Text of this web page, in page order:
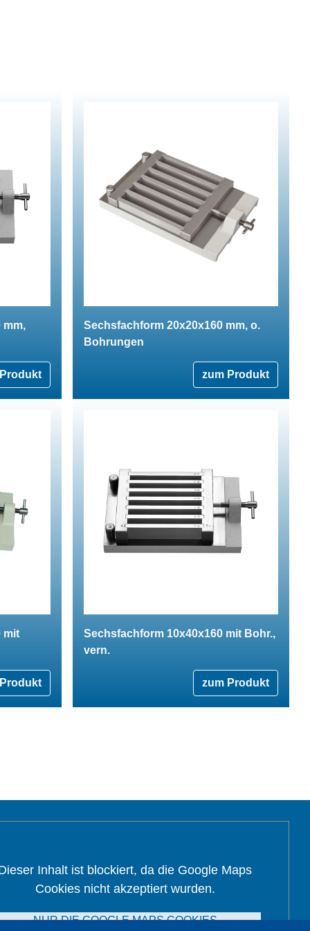
mm,
Sechsfachform 20x20x160 mm, o.
Bohrungen
zum Produkt
mit
Sechsfachform 10x40x160 mit Bohr.,
vern.
zum Produkt
Inhalt ist blockiert, da die Google Maps
Cookies nicht akzeptiert wurden.
NUR DIE GOOGLE MAPS COOKIES